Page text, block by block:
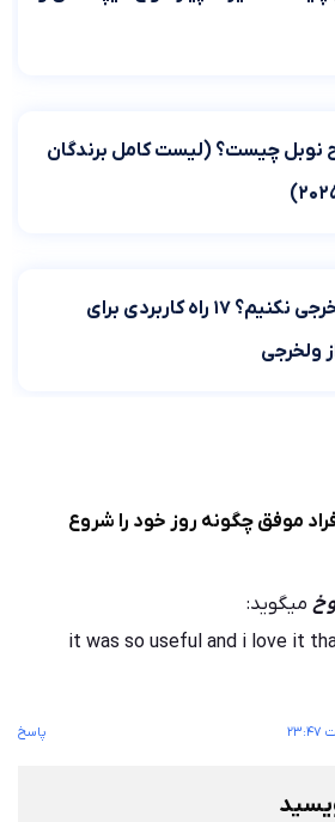
نوبل چیست؟ (لیست کامل برندگان
چگونه ولخرجی نکنیم؟ ۱۷ راه کاربردی برای
ولخرجی
موفق چگونه روز خود را شروع
میگوید:
it was so useful and i love it
پاسخ